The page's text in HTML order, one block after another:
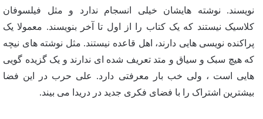
نویسند. نوشته هایشان خیلی انسجام ندارد و مثل فیلسوفان
کلاسیک نیستند که یک کتاب را از اول تا آخر بنویسند. معمولا یک
پراکنده نویسی هایی دارند، اهل قاعده نیستند. مثل نوشته های نیچه
که هیچ سبک و سیاق و متد تعریف شده ای ندارند و یک گزیده گویی
هایی است ، ولی خب بار معرفتی دارد. علی حرب در این فضا
بیشترین اشتراک را با فضای فکری جدید در دریدا می بیند.